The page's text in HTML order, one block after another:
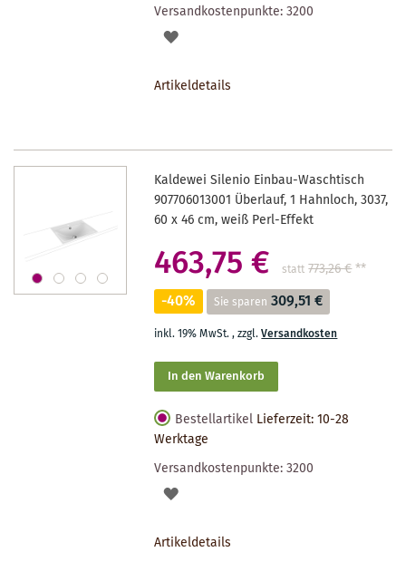
Versandkostenpunkte:3200
AUF
Artikeldetails
Kaldewei Silenio Einbau-Waschtisch
907706013001 Überlauf, 1 Hahnloch, 3037,
60 x 46 cm, weiß Perl-Effekt
463,75 € statt 773,26 €**
-40% Sie sparen 309,51 €
inkl. 19% MwSt.,zzgl.Versandkosten
In den Warenkorb
Bestellartikel Lieferzeit: 10-28
Werktage
Versandkostenpunkte:3200
AUF
Artikeldetails